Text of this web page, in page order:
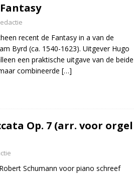
recent de Fantasy in a van de
Byrd (ca. 1540-1623). Uitgever Hugo
een praktische uitgave van de beide
combineerde […]
Op. 7 (arr. voor orgel
Schumann voor piano schreef